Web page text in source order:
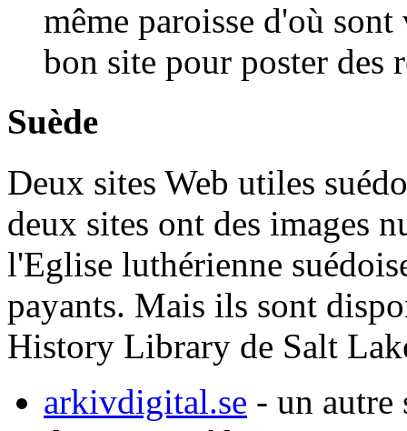
même paroisse d'où
bon site pour poster des
Suède
Deux sites Web utiles
deux sites ont des images
l'Eglise luthérienne
payants. Mais ils sont
History Library de Salt
arkivdigital.se - un autre